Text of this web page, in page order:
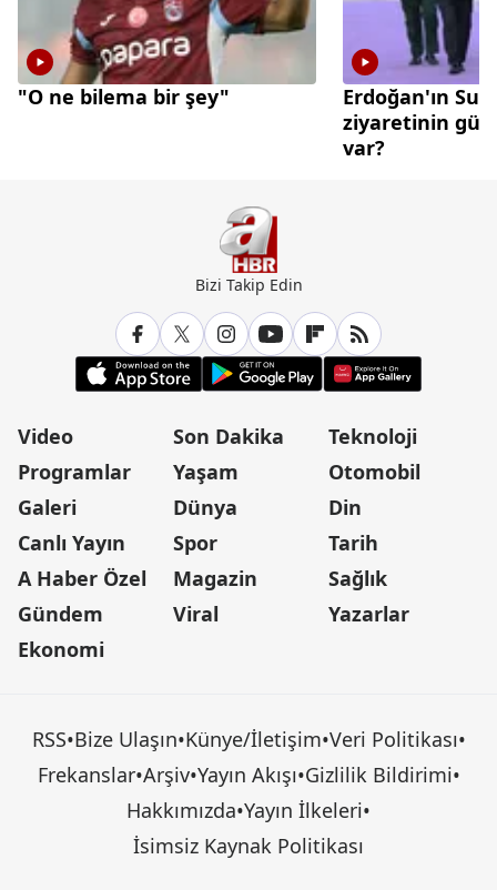
"O ne bilema bir şey"
Erdoğan'ın
ziyaretinin
var?
Bizi Takip Edin
Video
Programlar
Galeri
Canlı Yayın
A Haber Özel
Gündem
Ekonomi
Son Dakika
Yaşam
Dünya
Spor
Magazin
Viral
Teknoloji
Otomobil
Din
Tarih
Sağlık
Yazarlar
RSS•Bize Ulaşın•Künye/İletişim•Veri Politikası•
Frekanslar•Arşiv•Yayın Akışı•Gizlilik Bildirimi•
Hakkımızda•Yayın İlkeleri•
İsimsiz Kaynak Politikası